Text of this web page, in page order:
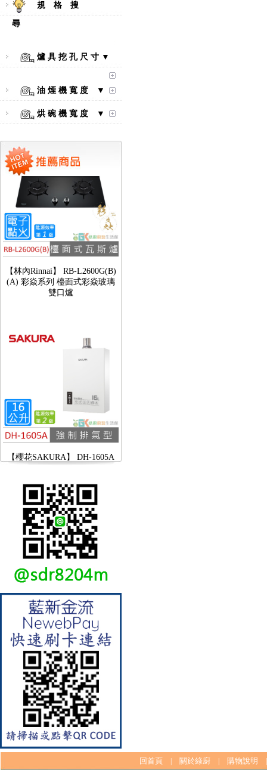
規 格 搜
尋
爐 具 挖 孔 尺 寸 ▼
油 煙 機 寬 度 ▼
烘 碗 機 寬 度 ▼
【林內Rinnai】 RB-L2600S(A)
彩焱系列 檯面式彩焱不銹鋼雙
口爐
【林內Rinnai】 RB-L2600G(B)
(A) 彩焱系列 檯面式彩焱玻璃
雙口爐
【櫻花SAKURA】 DH-1605A
16公升/分 數位恆溫 LCD溫度設
定 分段火排
【林內Rinnai】 RB-L2600S(A)
彩焱系列 檯面式彩焱不銹鋼雙
口爐
回首頁 關於綠廚 購物說明